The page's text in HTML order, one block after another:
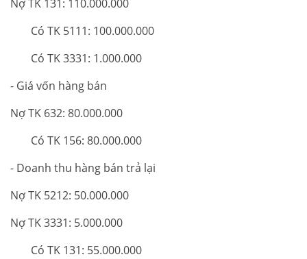
Nợ TK 131: 110.000.000
Có TK 5111: 100.000.000
Có TK 3331: 1.000.000
- Giá vốn hàng bán
Nợ TK 632: 80.000.000
Có TK 156: 80.000.000
- Doanh thu hàng bán trả lại
Nợ TK 5212: 50.000.000
Nợ TK 3331: 5.000.000
Có TK 131: 55.000.000